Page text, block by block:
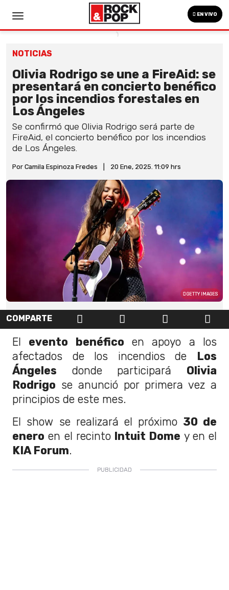
EN VIVO
NOTICIAS
Olivia Rodrigo se une a FireAid: se
presentará en concierto benéfico
por los incendios forestales en
Los Ángeles
Se confirmó que Olivia Rodrigo será parte de
FireAid, el concierto benéfico por los incendios
de Los Ángeles.
Por Camila Espinoza Fredes 20 Ene, 2025. 11:09 hrs
GETTY IMAGES
COMPARTE
El evento benéfico en apoyo a los
afectados de los incendios de Los
Ángeles donde participará Olivia
Rodrigo se anunció por primera vez a
principios de este mes.
El show se realizará el próximo 30 de
enero en el recintoIntuit Dome y en el
KIA Forum.